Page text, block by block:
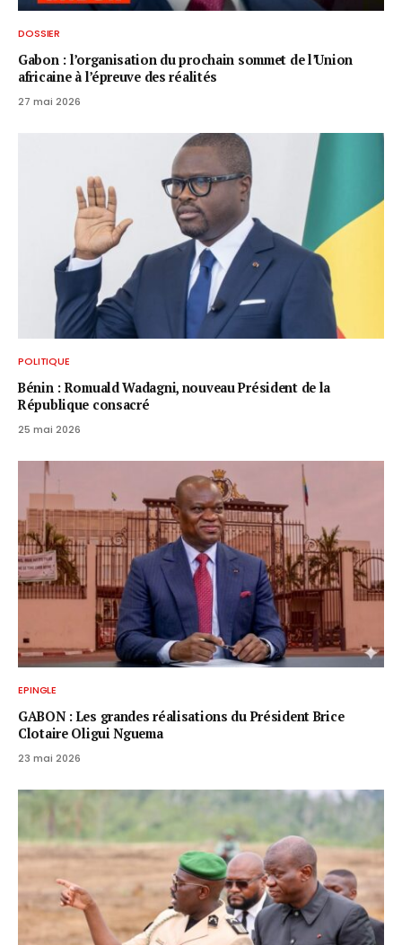
DOSSIER
Gabon : l’organisation du prochain sommet de l’Union
africaine à l’épreuve des réalités
27 mai 2026
POLITIQUE
Bénin : Romuald Wadagni, nouveau Président de la
République consacré
25 mai 2026
EPINGLE
GABON : Les grandes réalisations du Président Brice
Clotaire Oligui Nguema
23 mai 2026